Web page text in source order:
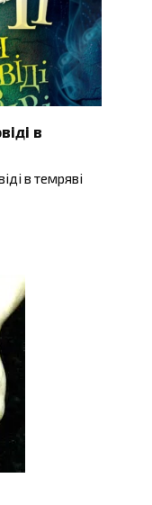
в
в темряві